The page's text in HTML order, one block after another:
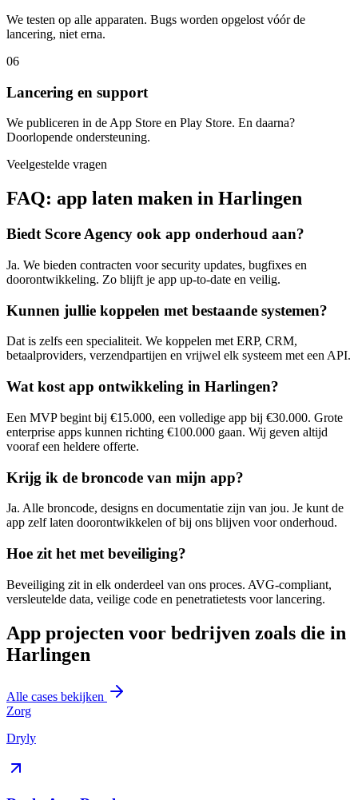
We testen op alle apparaten. Bugs worden opgelost vóór de
lancering, niet erna.
06
Lancering en support
We publiceren in de App Store en Play Store. En daarna?
Doorlopende ondersteuning.
Veelgestelde vragen
FAQ: app laten maken in Harlingen
Biedt Score Agency ook app onderhoud aan?
Ja. We bieden contracten voor security updates, bugfixes en
doorontwikkeling. Zo blijft je app up-to-date en veilig.
Kunnen jullie koppelen met bestaande systemen?
Dat is zelfs een specialiteit. We koppelen met ERP, CRM,
betaalproviders, verzendpartijen en vrijwel elk systeem met een API.
Wat kost app ontwikkeling in Harlingen?
Een MVP begint bij €15.000, een volledige app bij €30.000. Grote
enterprise apps kunnen richting €100.000 gaan. Wij geven altijd
vooraf een heldere offerte.
Krijg ik de broncode van mijn app?
Ja. Alle broncode, designs en documentatie zijn van jou. Je kunt de
app zelf laten doorontwikkelen of bij ons blijven voor onderhoud.
Hoe zit het met beveiliging?
Beveiliging zit in elk onderdeel van ons proces. AVG-compliant,
versleutelde data, veilige code en penetratietests voor lancering.
App projecten voor bedrijven zoals die in
Harlingen
Alle cases bekijken
Zorg
Dryly